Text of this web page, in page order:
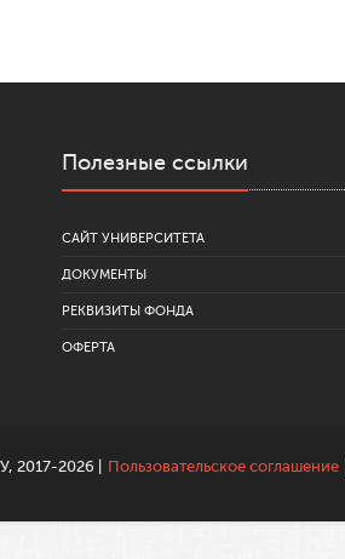
Полезные ссылки
САЙТ УНИВЕРСИТЕТА
ДОКУМЕНТЫ
РЕКВИЗИТЫ ФОНДА
ОФЕРТА
2017-2026 | Пользовательское соглашение